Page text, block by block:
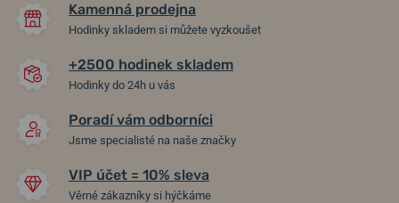
NATO řemínek černý 20 mm
Skladem ve středu 12. 8. u vás
490 Kč
Řemínek Hirsch Liberty -
Kamenná prodejna
Hodinky skladem si můžete vyzkoušet
+2500 hodinek skladem
Hodinky do 24h u vás
Poradí vám odborníci
Jsme specialisté na naše značky
VIP účet = 10% sleva
Věrné zákazníky si hýčkáme